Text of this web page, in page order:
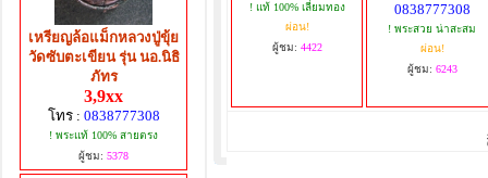
เหรียญล้อแม็กหลวงปู่ขุ้ย
วัดซับตะเขียน รุ่น นอ.นิธิ
ภัทร
3,9xx
โทร : 0838777308
! พระแท้ 100% สายตรง
ผู้ชม: 5378
! แท้ 100% เลี่ยมทอง
ผ่อน!
ผู้ชม: 4422
0838777308
! พระสวย น่าสะสม
ผ่อน!
ผู้ชม: 6243